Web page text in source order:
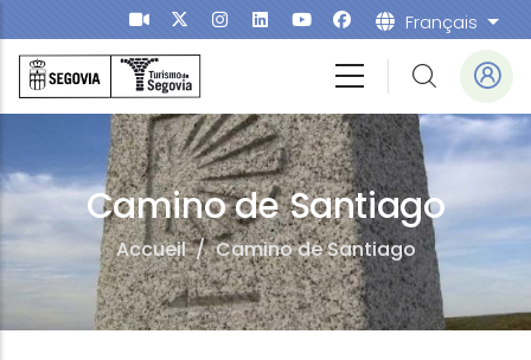
Aller au contenu principal Français
Camino de Santiago
Accueil/ Camino de Santiago